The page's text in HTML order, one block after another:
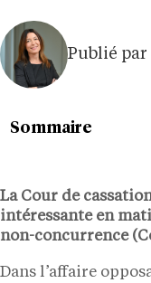
Publié par
La Cour de
intéressante en
non-concurrence
Dans l’affaire
Sommaire